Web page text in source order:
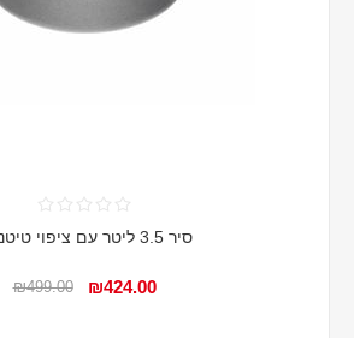
סיר 3.5 ליטר עם ציפוי טיטניום
₪424.00
₪499.00